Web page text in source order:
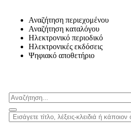
Αναζήτηση περιεχομένου
Αναζήτηση καταλόγου
Ηλεκτρονικό περιοδικό
Ηλεκτρονικές εκδόσεις
Ψηφιακό αποθετήριο